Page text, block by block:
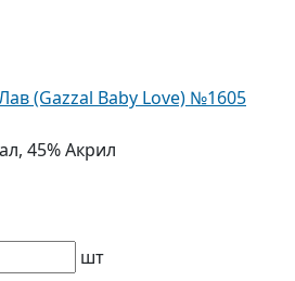
(Gazzal Baby Love) №1605
45% Акрил
шт